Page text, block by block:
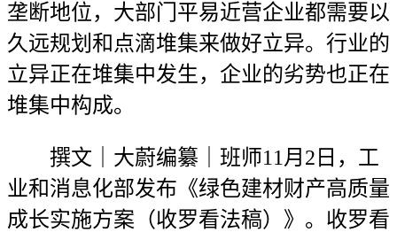
垄断地位，大部门平易近营企业都需要以
久远规划和点滴堆集来做好立异。行业的
立异正在堆集中发生，企业的劣势也正在
堆集中构成。
撰文｜大蔚编纂｜班师11月2日，工
业和消息化部发布《绿色建材财产高质量
成长实施方案（收罗看法稿）》。收罗看